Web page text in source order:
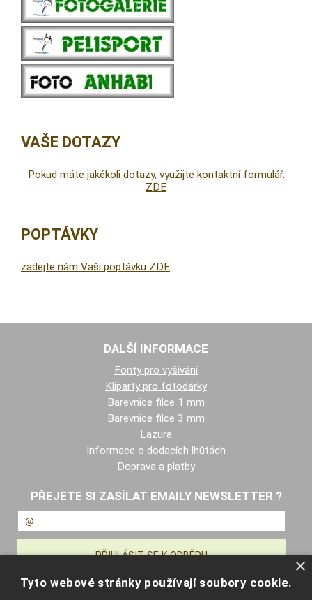
VAŠE DOTAZY
Pokud máte jakékoli dotazy, využijte kontaktní formulář.
ZDE
POPTÁVKY
zadejte nám Vaši poptávku ZDE
DALŠÍ INFORMACE
Fonty pro vyšívání
Kliparty pro fotodárky
Barevnice filce 1 mm
Barevnice filce 3 mm
Lazura
Informace o dodacích lhůtách
Doprava a platby
PŘEJETE SI ZASÍLAT EMAILY NEWSLETTER ?
×
Tyto webové stránky používají soubory cookie.